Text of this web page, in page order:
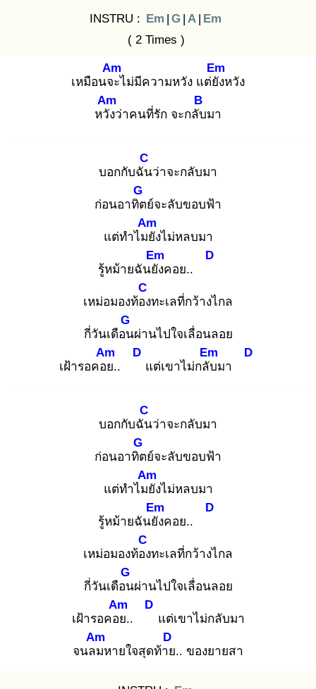
INSTRU : Em | G | A | Em
( 2 Times )
เหมือนจะ
Am
ไม่มีความหวัง แต่ยัง
Em
หวัง
หวัง
Am
ว่าคนที่รัก จะกลับ
B
มา
บอกกับฉัน
C
ว่าจะกลับมา
ก่อนอาทิต
G
ย์จะลับขอบฟ้า
แต่ทำไมยั
Am
งไม่หลบมา
รู้หม้ายฉันยัง
Em
คอย..
D
เหม่อมองท้อง
C
ทะเลที่กว้างไกล
กี่วันเดือน
G
ผ่านไปใจเลื่อนลอย
เฝ้ารอคอย
Am
..
D
แต่เขาไม่กลับ
Em
มา
D
บอกกับฉัน
C
ว่าจะกลับมา
ก่อนอาทิต
G
ย์จะลับขอบฟ้า
แต่ทำไมยั
Am
งไม่หลบมา
รู้หม้ายฉันยัง
Em
คอย..
D
เหม่อมองท้อง
C
ทะเลที่กว้างไกล
กี่วันเดือน
G
ผ่านไปใจเลื่อนลอย
เฝ้ารอคอย
Am
..
D
แต่เขาไม่กลับมา
จนลม
Am
หายใจสุดท้าย
D
.. ของยายสา